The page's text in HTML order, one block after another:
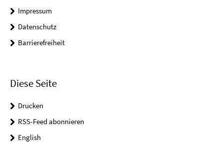
Impressum
Datenschutz
Barrierefreiheit
Diese Seite
Drucken
RSS-Feed abonnieren
English